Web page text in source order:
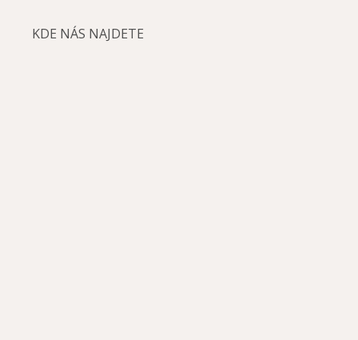
KDE NÁS NAJDETE